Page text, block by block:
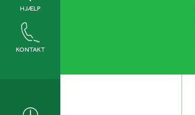
HJÆLP
KONTAKT